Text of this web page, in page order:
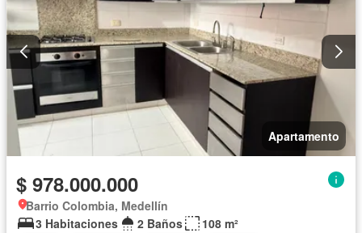
Apartamento
$ 978.000.000
Barrio Colombia, Medellín
3 Habitaciones
2 Baños
108 m²